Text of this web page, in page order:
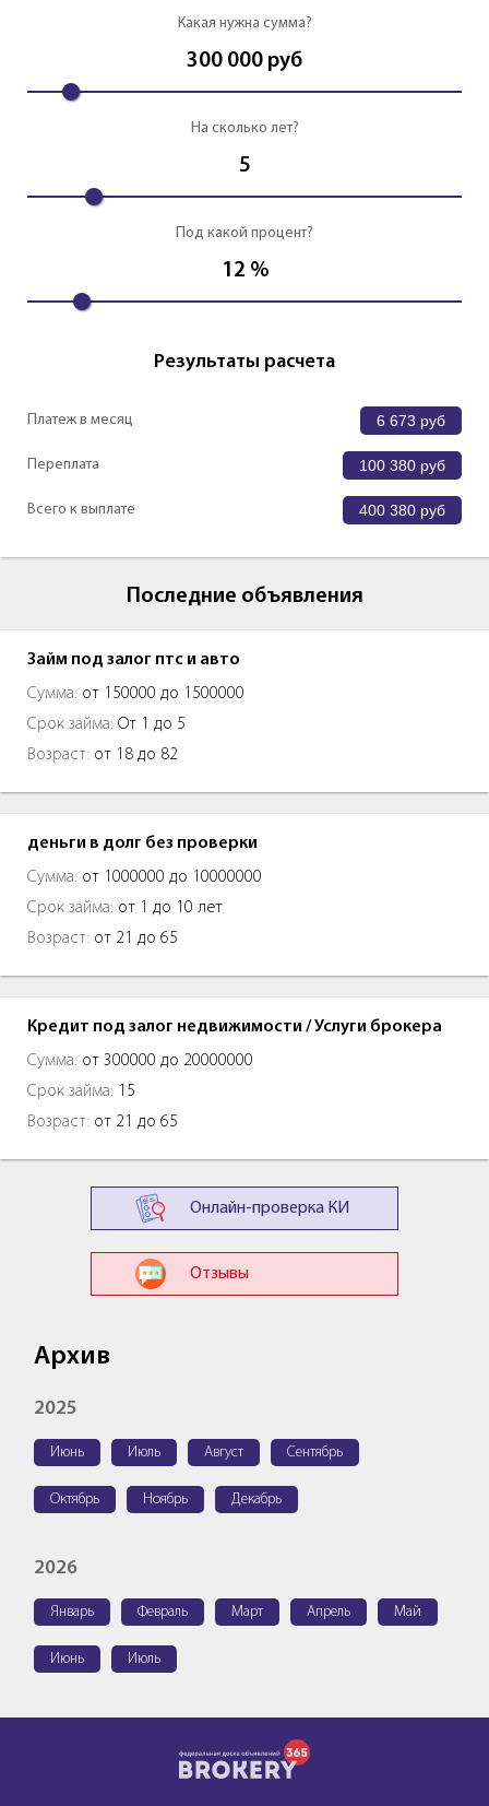
Какая нужна сумма?
300 000 руб
На сколько лет?
5
Под какой процент?
12 %
Результаты расчета
Платеж в месяц 6 673 руб
Переплата 100 380 руб
Всего к выплате 400 380 руб
Последние объявления
Займ под залог птс и авто
Сумма: от 150000 до 1500000
Срок займа: От 1 до 5
Возраст: от 18 до 82
деньги в долг без проверки
Сумма: от 1000000 до 10000000
Срок займа: от 1 до 10 лет
Возраст: от 21 до 65
Кредит под залог недвижимости / Услуги брокера
Сумма: от 300000 до 20000000
Срок займа: 15
Возраст: от 21 до 65
Онлайн-проверка КИ
Отзывы
Архив
2025
Июнь Июль Август Сентябрь
Октябрь Ноябрь Декабрь
2026
Январь Февраль Март Апрель Май
Июнь Июль